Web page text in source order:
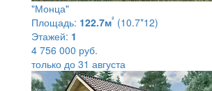
"Монца"
Площадь: 122.7м² (10.7*12)
Этажей: 1
4 756 000 руб.
только до 31 августа